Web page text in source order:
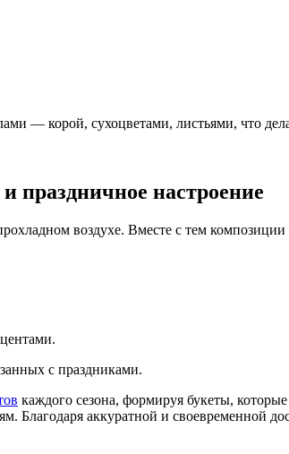
— корой, сухоцветами, листьями, что
праздничное настроение
воздухе. Вместе с тем композиции
с праздниками.
каждого сезона, формируя букеты,
Благодаря аккуратной и своевременной